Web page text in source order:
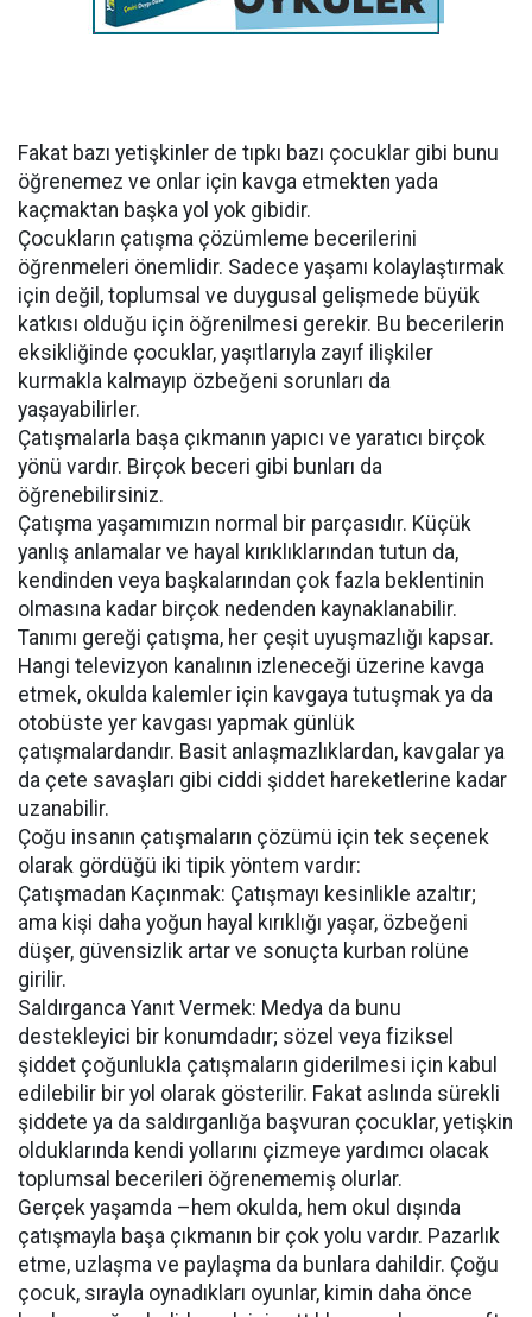
Fakat bazı yetişkinler de tıpkı bazı çocuklar gibi bunu
öğrenemez ve onlar için kavga etmekten yada
kaçmaktan başka yol yok gibidir.
Çocukların çatışma çözümleme becerilerini
öğrenmeleri önemlidir. Sadece yaşamı kolaylaştırmak
için değil, toplumsal ve duygusal gelişmede büyük
katkısı olduğu için öğrenilmesi gerekir. Bu becerilerin
eksikliğinde çocuklar, yaşıtlarıyla zayıf ilişkiler
kurmakla kalmayıp özbeğeni sorunları da
yaşayabilirler.
Çatışmalarla başa çıkmanın yapıcı ve yaratıcı birçok
yönü vardır. Birçok beceri gibi bunları da
öğrenebilirsiniz.
Çatışma yaşamımızın normal bir parçasıdır. Küçük
yanlış anlamalar ve hayal kırıklıklarından tutun da,
kendinden veya başkalarından çok fazla beklentinin
olmasına kadar birçok nedenden kaynaklanabilir.
Tanımı gereği çatışma, her çeşit uyuşmazlığı kapsar.
Hangi televizyon kanalının izleneceği üzerine kavga
etmek, okulda kalemler için kavgaya tutuşmak ya da
otobüste yer kavgası yapmak günlük
çatışmalardandır. Basit anlaşmazlıklardan, kavgalar ya
da çete savaşları gibi ciddi şiddet hareketlerine kadar
uzanabilir.
Çoğu insanın çatışmaların çözümü için tek seçenek
olarak gördüğü iki tipik yöntem vardır:
Çatışmadan Kaçınmak: Çatışmayı kesinlikle azaltır;
ama kişi daha yoğun hayal kırıklığı yaşar, özbeğeni
düşer, güvensizlik artar ve sonuçta kurban rolüne
girilir.
Saldırganca Yanıt Vermek: Medya da bunu
destekleyici bir konumdadır; sözel veya fiziksel
şiddet çoğunlukla çatışmaların giderilmesi için kabul
edilebilir bir yol olarak gösterilir. Fakat aslında sürekli
şiddete ya da saldırganlığa başvuran çocuklar, yetişkin
olduklarında kendi yollarını çizmeye yardımcı olacak
toplumsal becerileri öğrenememiş olurlar.
Gerçek yaşamda –hem okulda, hem okul dışında
çatışmayla başa çıkmanın bir çok yolu vardır. Pazarlık
etme, uzlaşma ve paylaşma da bunlara dahildir. Çoğu
çocuk, sırayla oynadıkları oyunlar, kimin daha önce